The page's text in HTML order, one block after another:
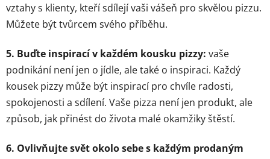
vztahy s klienty, kteří sdílejí vaši vášeň pro skvělou pizzu.
Můžete být tvůrcem svého příběhu.
5. Buďte inspirací v každém kousku pizzy: vaše
podnikání není jen o jídle, ale také o inspiraci. Každý
kousek pizzy může být inspirací pro chvíle radosti,
spokojenosti a sdílení. Vaše pizza není jen produkt, ale
způsob, jak přinést do života malé okamžiky štěstí.
6. Ovlivňujte svět okolo sebe s každým prodaným